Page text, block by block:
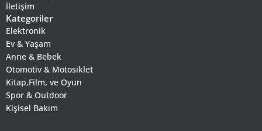
İletişim
Kategoriler
Elektronik
Ev & Yaşam
Anne & Bebek
Otomotiv & Motosiklet
Kitap,Film, ve Oyun
Spor & Outdoor
Kişisel Bakım